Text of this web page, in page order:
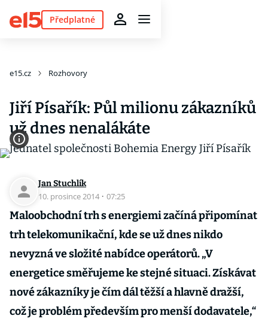
Předplatné
e15.cz Rozhovory
Jiří Písařík: Půl milionu zákazníků
už dnes nenalákáte
Jan Stuchlík
10. prosince 2014 · 07:25
Maloobchodní trh s energiemi začíná připomínat
trh telekomunikační, kde se už dnes nikdo
nevyzná ve složité nabídce operátorů. „V
energetice směřujeme ke stejné situaci. Získávat
nové zákazníky je čím dál těžší a hlavně dražší,
což je problém především pro menší dodavatele,“